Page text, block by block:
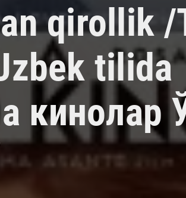
qirollik /
tilida
кинолар